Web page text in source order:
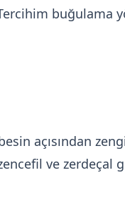
buğulama
açısından
ve